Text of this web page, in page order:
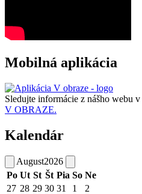
Mobilná aplikácia
Sledujte informácie z nášho webu v
V OBRAZE.
Kalendár
August2026
Po Ut St Št Pia So Ne
27 28 29 30 31 1
2